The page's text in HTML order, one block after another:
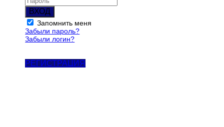
ВХОД
Запомнить меня
Забыли пароль?
Забыли логин?
РЕГИСТРАЦИЯ